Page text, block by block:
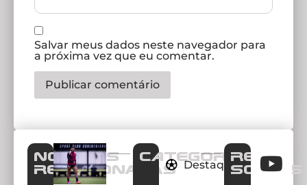
Salvar meus dados neste navegador para
a próxima vez que eu comentar.
Notícias
Relacionadas
CATEGORIAS
Destaques
REDES
SOCIAIS